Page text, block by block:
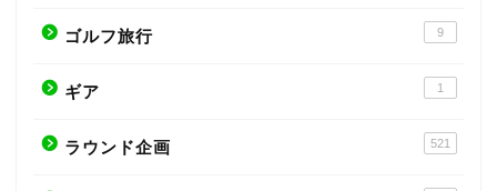
ゴルフ旅行 9
ギア 1
ラウンド企画 521